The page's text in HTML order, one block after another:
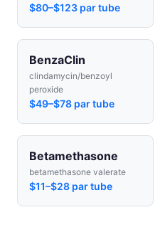
$80–$123 par tube
BenzaClin
clindamycin/benzoyl
peroxide
$49–$78 par tube
Betamethasone
betamethasone valerate
$11–$28 par tube